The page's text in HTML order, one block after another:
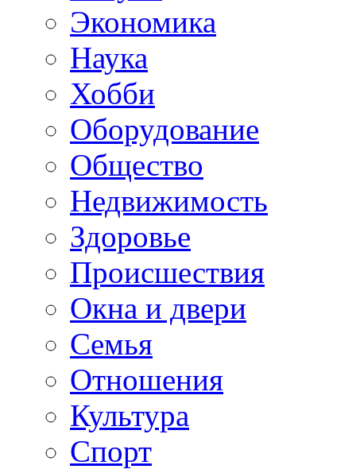
Экономика
Наука
Хобби
Оборудование
Общество
Недвижимость
Здоровье
Происшествия
Окна и двери
Семья
Отношения
Культура
Спорт